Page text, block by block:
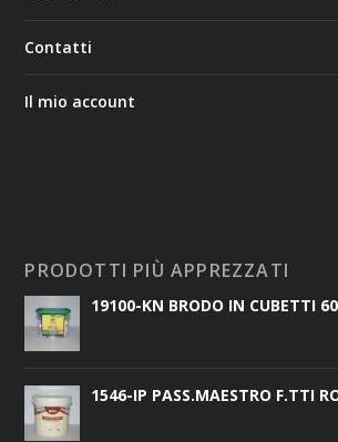
Contatti
Il mio account
PRODOTTI PIÙ APPREZZATI
19100-KN BRODO IN CUBETTI
1546-IP PASS.MAESTRO F.TTI